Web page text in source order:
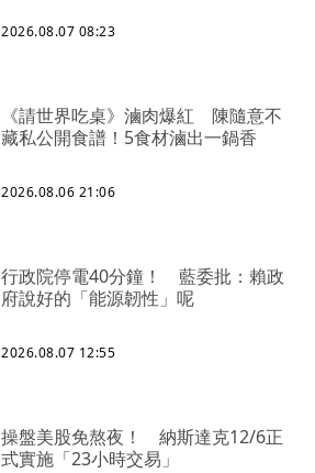
2026.08.07 08:23
《請世界吃桌》滷肉爆紅 陳隨意不
藏私公開食譜！5食材滷出一鍋香
2026.08.06 21:06
行政院停電40分鐘！ 藍委批：賴政
府說好的「能源韌性」呢
2026.08.07 12:55
操盤美股免熬夜！ 納斯達克12/6正
式實施「23小時交易」